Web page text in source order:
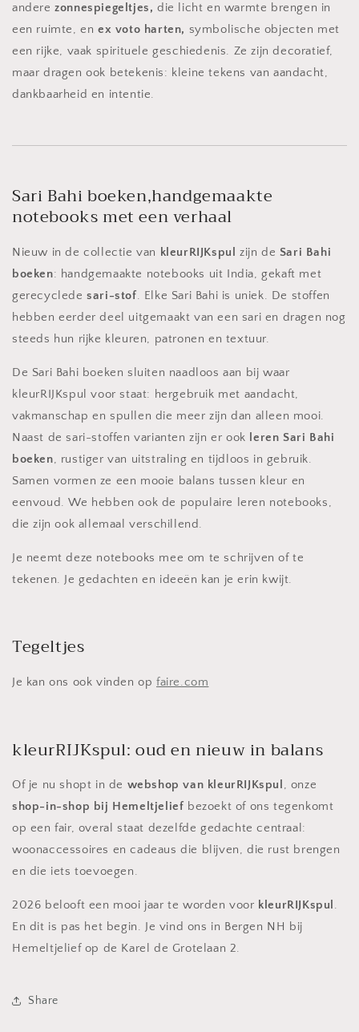
anderezonnespiegeltjes,die licht en warmte brengen in
een ruimte, en ex voto harten, symbolische objecten met
een rijke, vaak spirituele geschiedenis. Ze zijn decoratief,
maar dragen ook betekenis: kleine tekens van aandacht,
dankbaarheid en intentie.
Sari Bahi boeken,handgemaakte
notebooks met een verhaal
Nieuw in de collectie van kleurRIJKspul zijn de Sari Bahi
boeken: handgemaakte notebooks uit India, gekaft met
gerecycledesari-stof. Elke Sari Bahi is uniek. De stoffen
hebben eerder deel uitgemaakt van een sari en dragen nog
steeds hun rijke kleuren, patronen en textuur.
De Sari Bahi boeken sluiten naadloos aan bij waar
kleurRIJKspul voor staat: hergebruik met aandacht,
vakmanschap en spullen die meer zijn dan alleen mooi.
Naast de sari-stoffen varianten zijn er ook leren Sari Bahi
boeken, rustiger van uitstraling en tijdloos in gebruik.
Samen vormen ze een mooie balans tussen kleur en
eenvoud. We hebben ook de populaire leren notebooks,
die zijn ook allemaal verschillend.
Je neemt deze notebooks mee om te schrijven of te
tekenen. Je gedachten en ideeën kan je erin kwijt.
Tegeltjes
Je kan ons ook vinden opfaire.com
kleurRIJKspul: oud en nieuw in balans
Of je nu shopt in de webshop van kleurRIJKspul , onze
shop-in-shop bij Hemeltjelief bezoekt of ons tegenkomt
op een fair, overal staat dezelfde gedachte centraal:
woonaccessoires en cadeaus die blijven, die rust brengen
en die iets toevoegen.
2026 belooft een mooi jaar te worden voor kleurRIJKspul .
En dit is pas het begin. Je vind ons in Bergen NH bij
Hemeltjelief op de Karel de Grotelaan 2.
Share